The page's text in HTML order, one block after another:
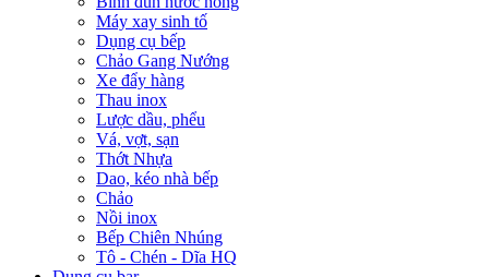
Máy xay sinh tố
Dụng cụ bếp
Chảo Gang Nướng
Xe đẩy hàng
Thau inox
Lược dầu, phểu
Vá, vợt, sạn
Thớt Nhựa
Dao, kéo nhà bếp
Chảo
Nồi inox
Bếp Chiên Nhúng
Tô - Chén - Dĩa HQ